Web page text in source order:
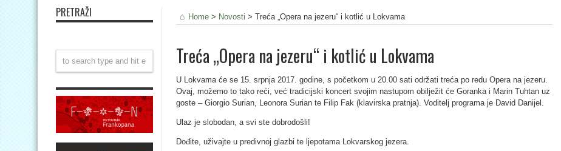
Home > Novosti > Treća „Opera na jezeru“ i kotlić u Lokvama
Treća „Opera na jezeru“ i kotlić u Lokvama
U Lokvama će se 15. srpnja 2017. godine, s početkom u 20.00 sati održati treća po redu Opera na jezeru.
Ovaj, možemo to tako reći, već tradicijski koncert svojim nastupom obilježit će Goranka i Marin Tuhtan uz
goste – Giorgio Surian, Leonora Surian te Filip Fak (klavirska pratnja). Voditelj programa je David Danijel.
Ulaz je slobodan, a svi ste dobrodošli!
Dođite, uživajte u predivnoj glazbi te ljepotama Lokvarskog jezera.
PRETRAŽI